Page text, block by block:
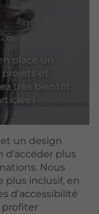
place un
projets et
très bientôt
!
un design
plus
Nous
plus inclusif, en
d’accessibilité
profiter